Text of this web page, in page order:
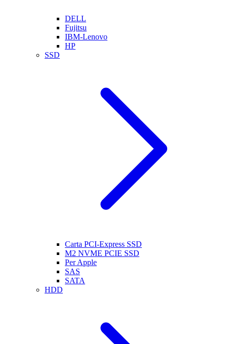
DELL
Fujitsu
IBM-Lenovo
HP
SSD
Carta PCI-Express SSD
M2 NVME PCIE SSD
Per Apple
SAS
SATA
HDD